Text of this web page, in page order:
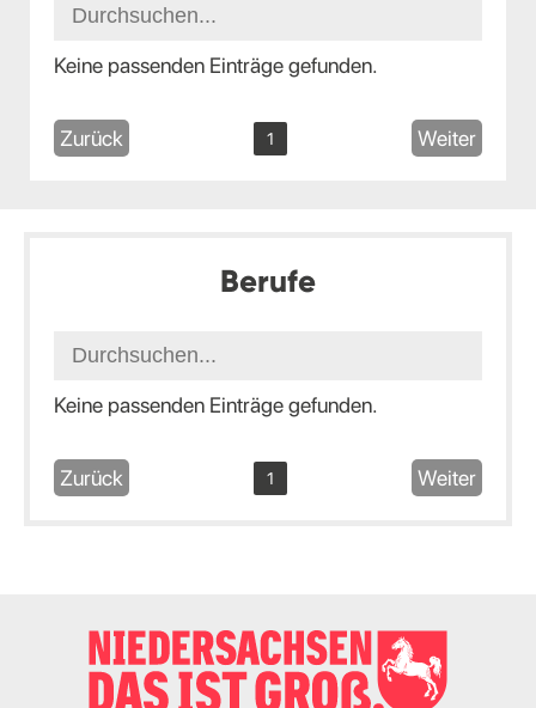
Keine passenden Einträge gefunden.
Zurück 1 Weiter
Berufe
Keine passenden Einträge gefunden.
Zurück 1 Weiter